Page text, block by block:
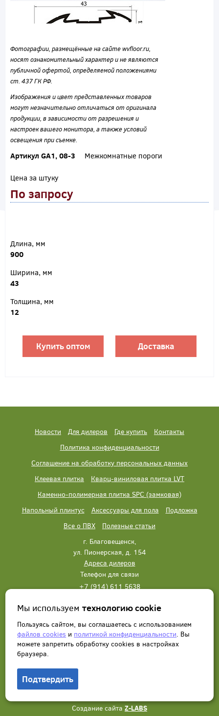
Фотографии, размещённые на сайте wvfloor.ru,
носят ознакомительный характер и не являются
публичной офертой, определяемой положениями
ст. 437 ГК РФ.
Изображения и цвет представленных товаров
могут незначительно отличаться от оригинала
продукции, в зависимости от разрешения и
настроек вашего монитора, а также условий
освещения при съемке.
Артикул GA1, 08-3 Межкомнатные пороги
Цена за штуку
По запросу
Длина, мм
900
Ширина, мм
43
Толщина, мм
12
Купить оптом Доставка
Новости Для дилеров Где купить
Контакты
Политика конфиденциальности
Соглашение на обработку персональных данных
Клеевая плитка
Кварц-виниловая плитка LVT
Каменно-полимерная плитка SPC (замковая)
Напольный плинтус
Аксессуары для пола
Подложка
Все о ПВХ
Полезные статьи
г. Благовещенск,
ул. Пионерская, д. 154
Адреса дилеров
Телефон для связи
+7 (914) 611 5638
Написать нам Заказать звонок
Создание сайта Z-LABS
Мы используемтехнологию cookie
Пользуясь сайтом, вы соглашаетесь с использованием
файлов cookies и политикой конфиденциальности. Вы
можете запретить обработку сookies в настройках
браузера.
Подтвердить